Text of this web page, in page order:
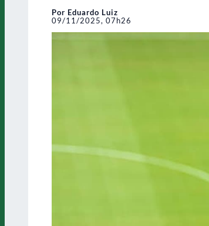
Por Eduardo Luiz
09/11/2025, 07h26